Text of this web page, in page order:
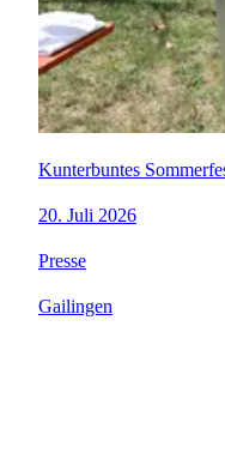
Kunterbuntes
20. Juli 2026
Presse
Gailingen